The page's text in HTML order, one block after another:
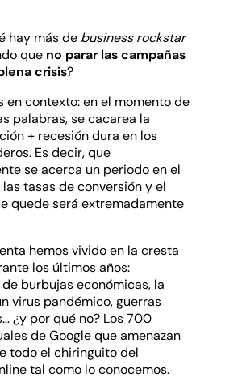
hay más de business rockstar
que no parar las campañas
crisis?
en contexto: en el momento de
palabras, se cacarea la
+ recesión dura en los
Es decir, que
se acerca un periodo en el
tasas de conversión y el
quede será extremadamente
hemos vivido en la cresta
los últimos años:
burbujas económicas, la
virus pandémico, guerras
¿y por qué no? Los 700
de Google que amenazan
todo el chiringuito del
tal como lo conocemos.